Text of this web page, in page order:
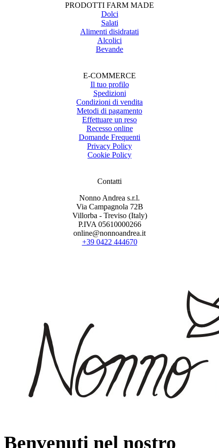
PRODOTTI FARM MADE
Dolci
Salati
Alimenti disidratati
Alcolici
Bevande
E-COMMERCE
Il tuo profilo
Spedizioni
Condizioni di vendita
Metodi di pagamento
Effettuare un reso
Recesso online
Domande Frequenti
Privacy Policy
Cookie Policy
Contatti
Nonno Andrea s.r.l.
Via Campagnola 72B
Villorba - Treviso (Italy)
P.IVA 05610000266
online@nonnoandrea.it
+39 0422 444670
Benvenuti nel nostro